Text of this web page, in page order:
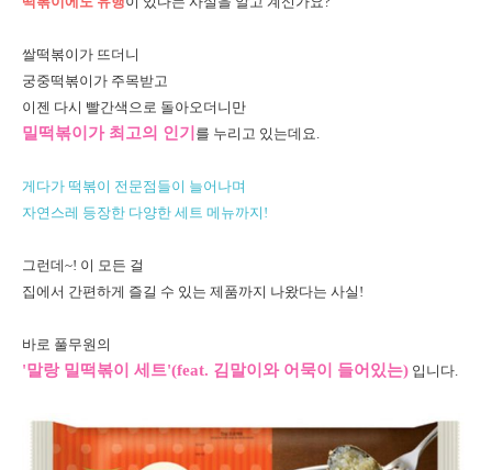
쌀떡볶이가 뜨더니
궁중떡볶이가 주목받고
이젠 다시 빨간색으로 돌아오더니만
밀떡볶이가 최고의 인기 를 누리고 있는데요.
게다가 떡볶이 전문점들이 늘어나며
자연스레 등장한 다양한 세트 메뉴까지!
그런데~! 이 모든 걸
집에서 간편하게 즐길 수 있는 제품까지 나왔다는 사실!
바로 풀무원의
'말랑 밀떡볶이 세트'(feat. 김말이와 어묵이 들어있는) 입니다.